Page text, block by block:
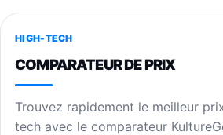
HIGH-TECH
COMPARATEUR DE PRIX
Trouvez rapidement le meilleur
tech avec le comparateur